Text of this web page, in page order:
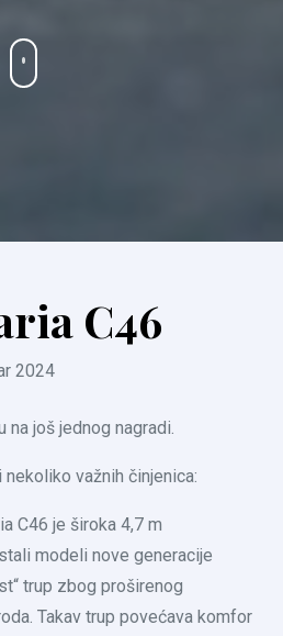
C46
2024
još jednog nagradi.
važnih činjenica:
C46 je široka 4,7 m
modeli nove generacije
trup zbog proširenog
Takav trup povećava komfor